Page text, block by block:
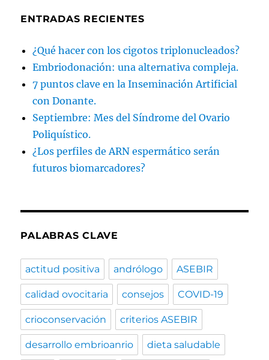
ENTRADAS RECIENTES
¿Qué hacer con los cigotos triplonucleados?
Embriodonación: una alternativa compleja.
7 puntos clave en la Inseminación Artificial
con Donante.
Septiembre: Mes del Síndrome del Ovario
Poliquístico.
¿Los perfiles de ARN espermático serán
futuros biomarcadores?
PALABRAS CLAVE
actitud positiva andrólogo ASEBIR
calidad ovocitaria consejos COVID-19
crioconservación criterios ASEBIR
desarrollo embrioanrio dieta saludable